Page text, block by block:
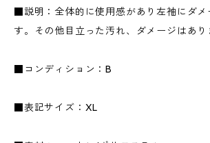
■説明：全体的に使用感があり左袖にダメ
す。その他目立った汚れ、ダメージはあり
■コンディション：B
■表記サイズ：XL